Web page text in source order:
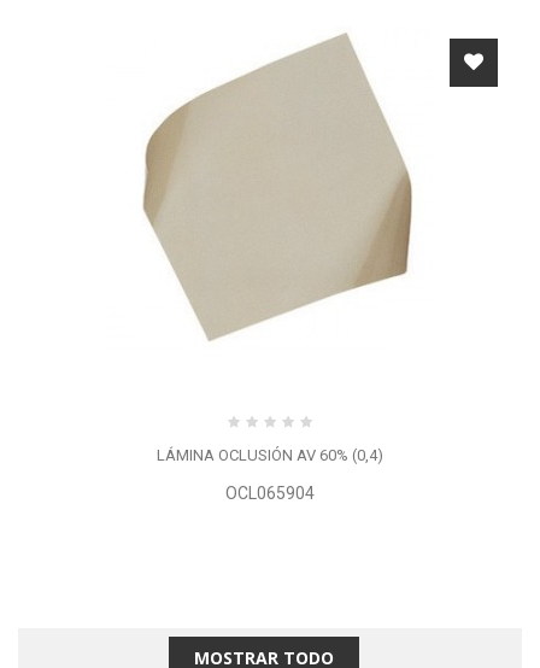
LÁMINA OCLUSIÓN AV 60% (0,4)
OCL065904
MOSTRAR TODO